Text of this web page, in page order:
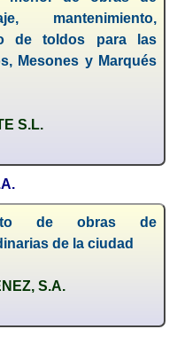
mantenimiento,
de toldos para las
Mesones y Marqués
S.L.
de obras de
de la ciudad
S.A.